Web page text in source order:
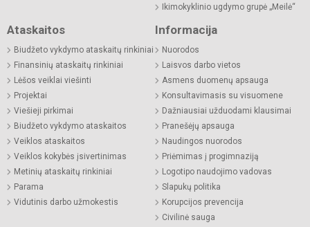
Ikimokyklinio ugdymo grupė „Meilė“
Ataskaitos
Biudžeto vykdymo ataskaitų rinkiniai
Finansinių ataskaitų rinkiniai
Lėšos veiklai viešinti
Projektai
Viešieji pirkimai
Biudžeto vykdymo ataskaitos
Veiklos ataskaitos
Veiklos kokybės įsivertinimas
Metinių ataskaitų rinkiniai
Parama
Vidutinis darbo užmokestis
Informacija
Nuorodos
Laisvos darbo vietos
Asmens duomenų apsauga
Konsultavimasis su visuomene
Dažniausiai užduodami klausimai
Pranešėjų apsauga
Naudingos nuorodos
Priėmimas į progimnaziją
Logotipo naudojimo vadovas
Slapukų politika
Korupcijos prevencija
Civilinė sauga